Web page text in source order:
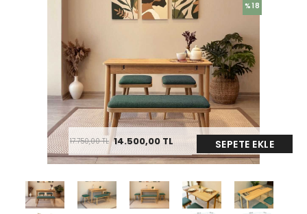
17.750,00TL 14.500,00 TL SEPETE EKLE
%18